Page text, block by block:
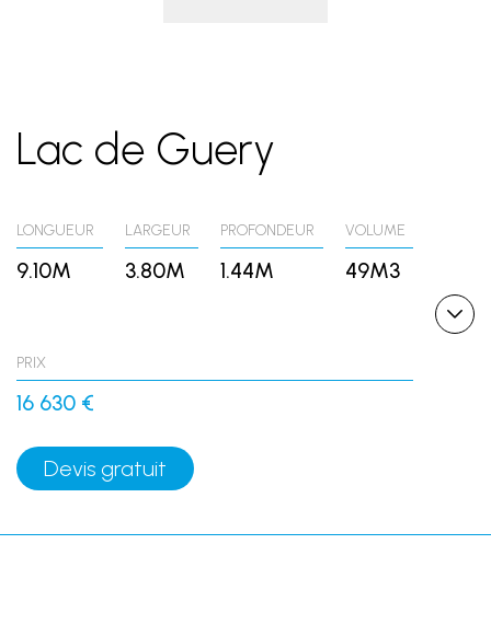
Lac de Guery
LONGUEUR
9.10M
LARGEUR
3.80M
PROFONDEUR
1.44M
VOLUME
49M3
PRIX
16 630 €
Devis gratuit